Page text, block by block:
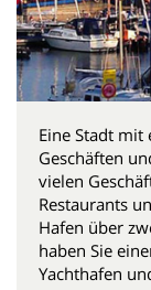
Eine Stadt
Geschäften
vielen
Restaurants
Hafen über
haben Sie
Yachthafen